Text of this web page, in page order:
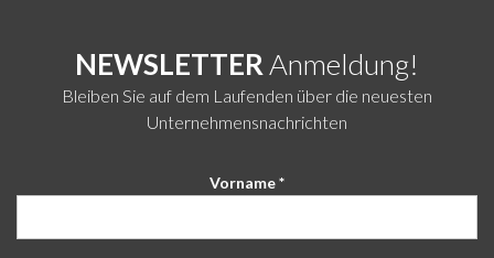
NEWSLETTERAnmeldung!
Bleiben Sie auf dem Laufenden über die neuesten
Unternehmensnachrichten
Vorname *